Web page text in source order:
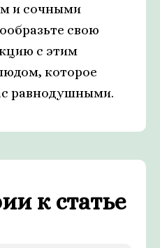
и сочными
свою
с этим
которое
равнодушными.
к статье